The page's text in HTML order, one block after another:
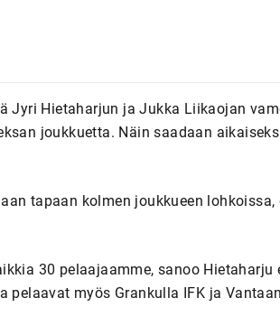
Hietaharjun ja Jukka Liikaojan
joukkuetta. Näin saadaan
tapaan kolmen joukkueen lohkoissa,
30 pelaajaamme, sanoo Hietaharju
pelaavat myös Grankulla IFK ja Vantaan